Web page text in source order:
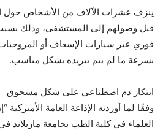
ينزف عشرات الآلاف من الأشخاص حول
قبل وصولهم إلى المستشفى، وذلك
فوري عبر سيارات الإسعاف أو
بسرعة ما لم يتم تبريده بشكل مناسب.
ابتكار دم اصطناعي على شكل مسحوق
وفقًا لما أوردته الإذاعة العامة
العلماء في كلية الطب بجامعة ماريلاند